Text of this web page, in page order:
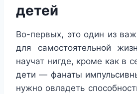
детей
Во-первых, это один из
для самостоятельной
научат нигде, кроме как в
дети — фанаты
нужно овладеть